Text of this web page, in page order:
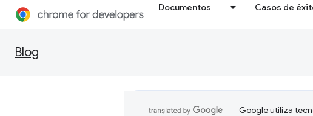
Documentos Casos de
Blog
Google utiliza